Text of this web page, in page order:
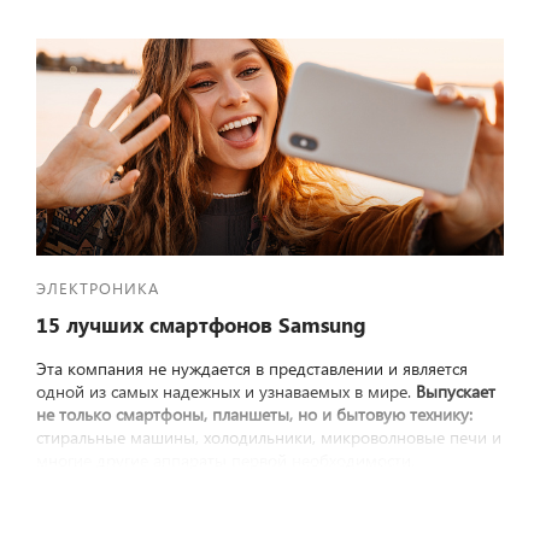
ЭЛЕКТРОНИКА
15 лучших смартфонов Samsung
Эта компания не нуждается в представлении и является
одной из самых надежных и узнаваемых в мире. Выпускает
не только смартфоны, планшеты, но и бытовую технику:
стиральные машины, холодильники, микроволновые печи и